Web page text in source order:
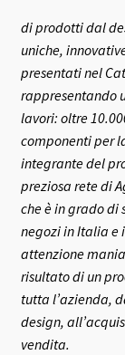
di prodotti dal
uniche,
presentati nel
rappresentando
lavori: oltre
componenti per
integrante del
preziosa rete di
che è in grado di
negozi in Italia e
attenzione
risultato di un
tutta l’azienda,
design,
vendita.